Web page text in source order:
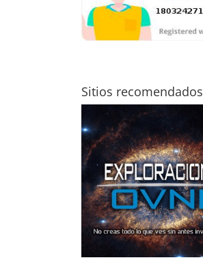
Sitios recomendados